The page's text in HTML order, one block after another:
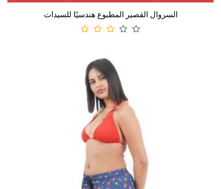
السروال القصير المطبوع هندسيًا للسيدات